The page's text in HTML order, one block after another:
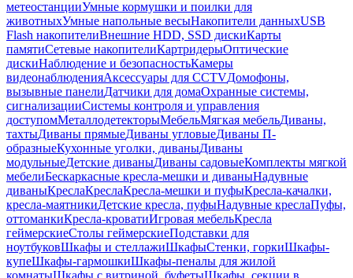
метеостанцииУмные кормушки и поилки для
животныхУмные напольные весыНакопители данныхUSB
Flash накопителиВнешние HDD, SSD дискиКарты
памятиСетевые накопителиКартридерыОптические
дискиНаблюдение и безопасностьКамеры
видеонаблюденияАксессуары для CCTVДомофоны,
вызывные панелиДатчики для домаОхранные системы,
сигнализацииСистемы контроля и управления
доступомМеталлодетекторыМебельМягкая мебельДиваны,
тахтыДиваны прямыеДиваны угловыеДиваны П-
образныеКухонные уголки, диваныДиваны
модульныеДетские диваныДиваны садовыеКомплекты мягкой
мебелиБескаркасные кресла-мешки и диваныНадувные
диваныКреслаКреслаКресла-мешки и пуфыКресла-качалки,
кресла-маятникиДетские кресла, пуфыНадувные креслаПуфы,
оттоманкиКресла-кроватиИгровая мебельКресла
геймерскиеСтолы геймерскиеПодставки для
ноутбуковШкафы и стеллажиШкафыСтенки, горкиШкафы-
купеШкафы-гармошкиШкафы-пеналы для жилой
комнатыШкафы с витриной, буфетыШкафы, секции в